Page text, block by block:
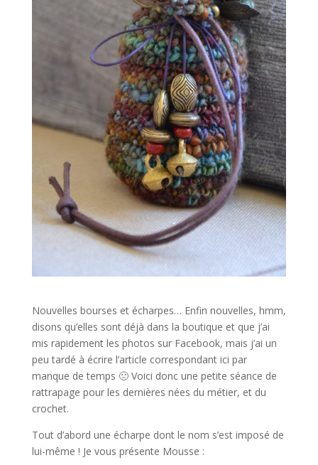
Nouvelles bourses et écharpes… Enfin nouvelles, hmm,
disons qu’elles sont déjà dans la boutique et que j’ai
mis rapidement les photos sur Facebook, mais j’ai un
peu tardé à écrire l’article correspondant ici par
manque de temps 🙁 Voici donc une petite séance de
rattrapage pour les dernières nées du métier, et du
crochet.
Tout d’abord une écharpe dont le nom s’est imposé de
lui-même ! Je vous présente Mousse :